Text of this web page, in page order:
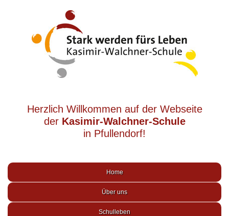
Herzlich Willkommen auf der Webseite
der Kasimir-Walchner-Schule
in Pfullendorf!
Home
Über uns
Schulleben